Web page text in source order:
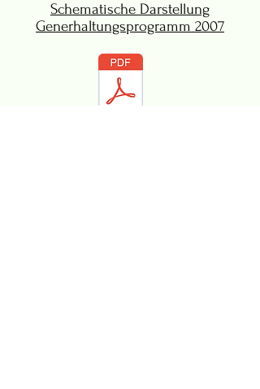
Schematische Darstellung
Generhaltungsprogramm 2007